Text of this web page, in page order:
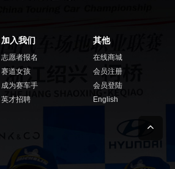
加入我们
志愿者报名
赛道女孩
成为赛车手
英才招聘
其他
在线商城
会员注册
会员登陆
English